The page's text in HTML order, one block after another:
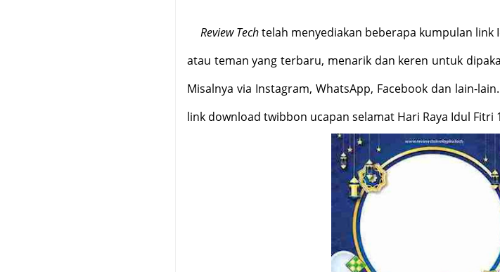
Review Techtelah menyediakan beberapa kumpulan link
atau teman yang terbaru, menarik dan keren untuk
Misalnya via Instagram, WhatsApp, Facebook dan lain-
link download twibbon ucapan selamat Hari Raya Idul Fitri